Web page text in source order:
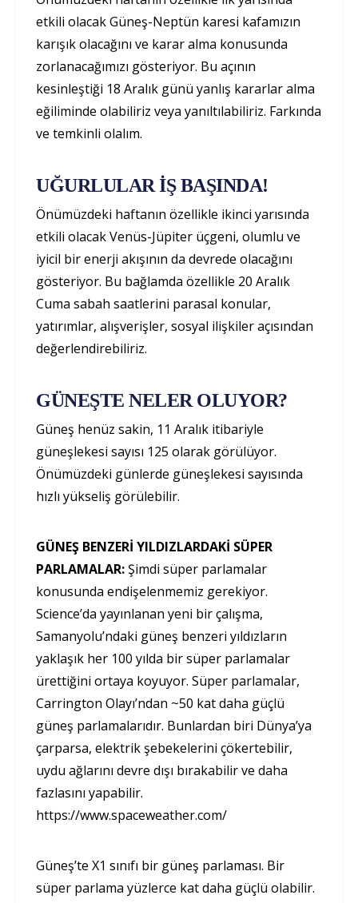
etkili olacak Güneş-Neptün karesi kafamızın
karışık olacağını ve karar alma konusunda
zorlanacağımızı gösteriyor. Bu açının
kesinleştiği 18 Aralık günü yanlış kararlar alma
eğiliminde olabiliriz veya yanıltılabiliriz. Farkında
ve temkinli olalım.
UĞURLULAR İŞ BAŞINDA!
Önümüzdeki haftanın özellikle ikinci yarısında
etkili olacak Venüs-Jüpiter üçgeni, olumlu ve
iyicil bir enerji akışının da devrede olacağını
gösteriyor. Bu bağlamda özellikle 20 Aralık
Cuma sabah saatlerini parasal konular,
yatırımlar, alışverişler, sosyal ilişkiler açısından
değerlendirebiliriz.
GÜNEŞTE NELER OLUYOR?
Güneş henüz sakin, 11 Aralık itibariyle
güneşlekesi sayısı 125 olarak görülüyor.
Önümüzdeki günlerde güneşlekesi sayısında
hızlı yükseliş görülebilir.
GÜNEŞ BENZERİ YILDIZLARDAKİ SÜPER
PARLAMALAR:Şimdi süper parlamalar
konusunda endişelenmemiz gerekiyor.
Science’da yayınlanan yeni bir çalışma,
Samanyolu’ndaki güneş benzeri yıldızların
yaklaşık her 100 yılda bir süper parlamalar
ürettiğini ortaya koyuyor. Süper parlamalar,
Carrington Olayı’ndan ~50 kat daha güçlü
güneş parlamalarıdır. Bunlardan biri Dünya’ya
çarparsa, elektrik şebekelerini çökertebilir,
uydu ağlarını devre dışı bırakabilir ve daha
fazlasını yapabilir.
https://www.spaceweather.com/
Güneş’te X1 sınıfı bir güneş parlaması. Bir
süper parlama yüzlerce kat daha güçlü olabilir.